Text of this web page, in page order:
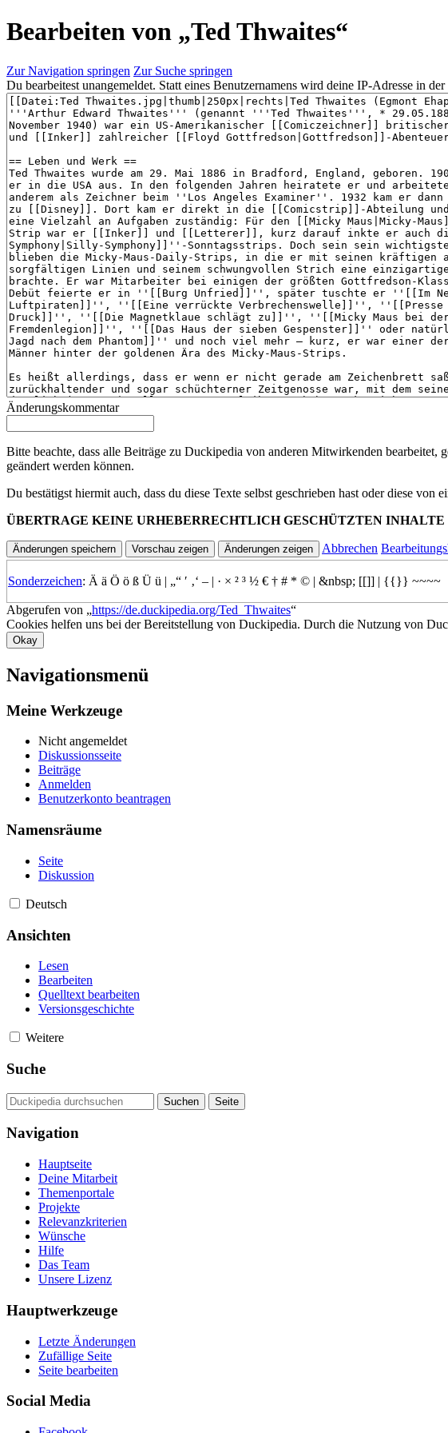
Bearbeiten von „Ted Thwaites“
Zur Navigation springen Zur Suche springen
Du bearbeitest unangemeldet. Statt eines Benutzernamens wird deine IP-Adresse in
Änderungskommentar
Bitte beachte, dass alle Beiträge zu Duckipedia von anderen Mitwirkenden bearbeitet,
geändert werden können.
Du bestätigst hiermit auch, dass du diese Texte selbst geschrieben hast oder diese
ÜBERTRAGE KEINE URHEBERRECHTLICH GESCHÜTZTEN INHALTE
Abbrechen
Sonderzeichen: Ä ä Ö ö ß Ü ü | „“ ′ ‚‘ – | · × ² ³ ½ € † # * © | &nbsp; [[]] | {{}} ~~~~
Abgerufen von „https://de.duckipedia.org/Ted_Thwaites“
Cookies helfen uns bei der Bereitstellung von Duckipedia. Durch die Nutzung von
Okay
Navigationsmenü
Meine Werkzeuge
Nicht angemeldet
Diskussionsseite
Beiträge
Anmelden
Benutzerkonto beantragen
Namensräume
Seite
Diskussion
Deutsch
Ansichten
Lesen
Bearbeiten
Quelltext bearbeiten
Versionsgeschichte
Weitere
Suche
Navigation
Hauptseite
Deine Mitarbeit
Themenportale
Projekte
Relevanzkriterien
Wünsche
Hilfe
Das Team
Unsere Lizenz
Hauptwerkzeuge
Letzte Änderungen
Zufällige Seite
Seite bearbeiten
Social Media